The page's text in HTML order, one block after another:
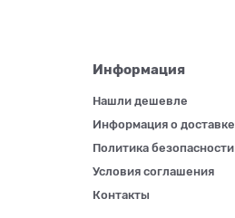
Информация
Нашли дешевле
Информация о доставке
Политика безопасности
Условия соглашения
Контакты